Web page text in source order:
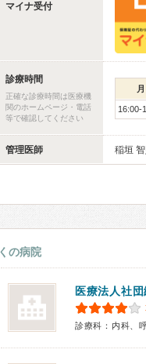
マイナ受付
診療時間
正確な診療時間は医療機
関のホームページ・電話
等で確認してください
月
16:00-
管理医師 稲垣 智
の病院
医療法人社
診療科：内科、